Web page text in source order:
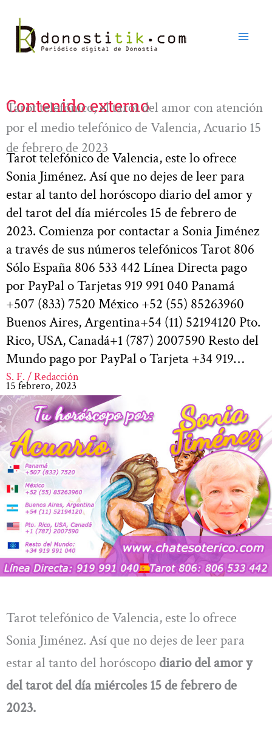
contenido
Contenido externo
Tarot telefónico, el tarot del amor con atención
por el medio telefónico de Valencia, Acuario 15
de febrero de 2023
Tarot telefónico de Valencia, este lo ofrece
Sonia Jiménez. Así que no dejes de leer para
estar al tanto del horóscopo diario del amor y
del tarot del día miércoles 15 de febrero de
2023. Comienza por contactar a Sonia Jiménez
a través de sus números telefónicos Tarot 806
Sólo España 806 533 442 Línea Directa pago
por PayPal o Tarjetas 919 991 040 Panamá
+507 (833) 7520 México +52 (55) 85263960
Buenos Aires, Argentina+54 (11) 52194120 Pto.
Rico, USA, Canadá+1 (787) 2007590 Resto del
Mundo pago por PayPal o Tarjeta +34 919…
S. F. / Redacción
15 febrero, 2023
Tarot telefónico de Valencia, este lo ofrece
Sonia Jiménez. Así que no dejes de leer para
estar al tanto del horóscopo diario del amor y
del tarot del día miércoles 15 de febrero de
2023.